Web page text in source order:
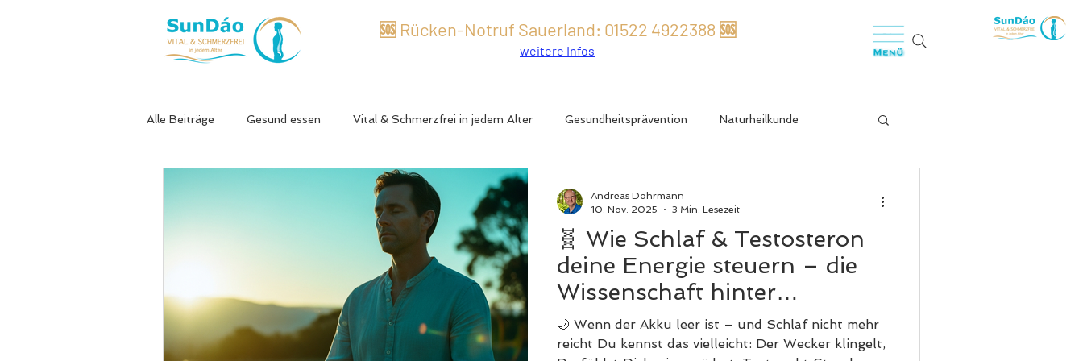
🆘 Rücken-Notruf Sauerland: 01522 4922388 🆘
weitere Infos
Alle Beiträge Gesund essen Vital & Schmerzfrei in jedem Alter Gesundheitsprävention Naturheilkunde
Neurodegenerative Erkrankungen Männergesundheit
Longevity oder auch Langlebigkeit Testosteronmangel Energie, Schlaf & Stressregulation
Stress & Energie Ernährung & Mikronährstoffe Biohacking & Hormone
🧬 Wie Schlaf & Testosteron
deine Energie steuern – die
Wissenschaft hinter
männlicher Vitalität
🌙 Wenn der Akku leer ist – und Schlaf nicht mehr
reicht Du kennst das vielleicht: Der Wecker klingelt,
Andreas Dohrmann
10. Nov. 2025
3 Min. Lesezeit